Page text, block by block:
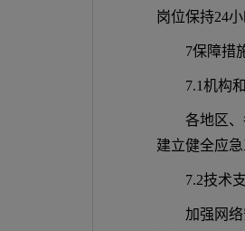
岗位保持24
7保障措
7.1机构
各地区
建立健全应
7.2技术
加强网